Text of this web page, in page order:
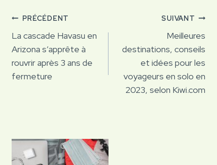
Navigation
de
l’article
PRÉCÉDENT
La cascade Havasu en
Arizona s’apprête à
rouvrir après 3 ans de
fermeture
SUIVANT
Meilleures
destinations, conseils
et idées pour les
voyageurs en solo en
2023, selon Kiwi.com